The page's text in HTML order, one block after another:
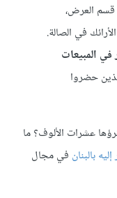
قسم العرض،
في الصالة.
حضروا
عشرات الألوف؟ ما
بالبنان في مجال